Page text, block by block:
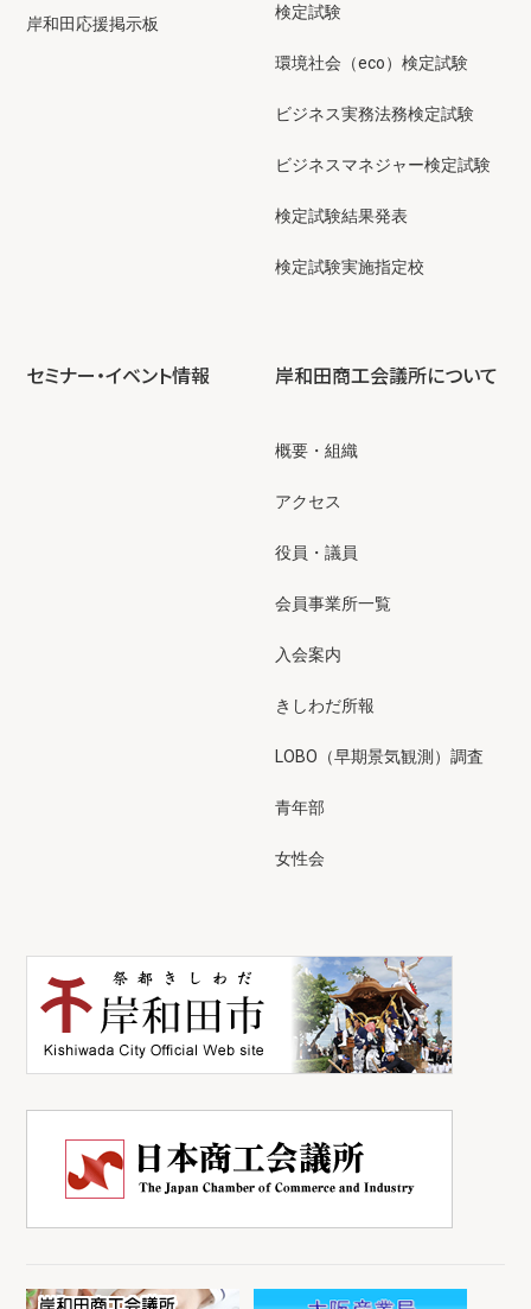
岸和田応援掲示板
検定試験
環境社会（eco）検定試験
ビジネス実務法務検定試験
ビジネスマネジャー検定試験
検定試験結果発表
検定試験実施指定校
セミナー・イベント情報 岸和田商工会議所について
概要・組織
アクセス
役員・議員
会員事業所一覧
入会案内
きしわだ所報
LOBO（早期景気観測）調査
青年部
女性会